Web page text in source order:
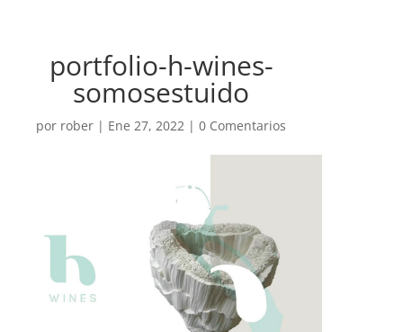
portfolio-h-wines-
somosestuido
por rober | Ene 27, 2022 |0 Comentarios